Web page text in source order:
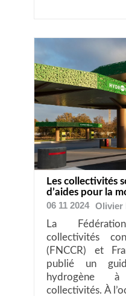
Les collectivités
d’aides pour la
06 11 2024 Olivier
La
collectivités
(FNCCR) et
publié un
hydrogène
collectivités. À